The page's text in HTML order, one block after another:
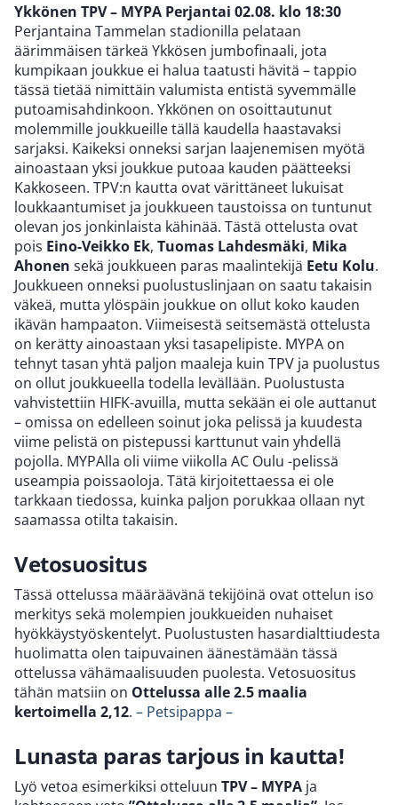
Ykkönen TPV – MYPA Perjantai 02.08. klo 18:30
Perjantaina Tammelan stadionilla pelataan
äärimmäisen tärkeä Ykkösen jumbofinaali, jota
kumpikaan joukkue ei halua taatusti hävitä – tappio
tässä tietää nimittäin valumista entistä syvemmälle
putoamisahdinkoon. Ykkönen on osoittautunut
molemmille joukkueille tällä kaudella haastavaksi
sarjaksi. Kaikeksi onneksi sarjan laajenemisen myötä
ainoastaan yksi joukkue putoaa kauden päätteeksi
Kakkoseen. TPV:n kautta ovat värittäneet lukuisat
loukkaantumiset ja joukkueen taustoissa on tuntunut
olevan jos jonkinlaista kähinää. Tästä ottelusta ovat
pois Eino-Veikko Ek, Tuomas Lahdesmäki, Mika
Ahonen sekä joukkueen paras maalintekijä Eetu Kolu.
Joukkueen onneksi puolustuslinjaan on saatu takaisin
väkeä, mutta ylöspäin joukkue on ollut koko kauden
ikävän hampaaton. Viimeisestä seitsemästä ottelusta
on kerätty ainoastaan yksi tasapelipiste. MYPA on
tehnyt tasan yhtä paljon maaleja kuin TPV ja puolustus
on ollut joukkueella todella levällään. Puolustusta
vahvistettiin HIFK-avuilla, mutta sekään ei ole auttanut
– omissa on edelleen soinut joka pelissä ja kuudesta
viime pelistä on pistepussi karttunut vain yhdellä
pojolla. MYPAlla oli viime viikolla AC Oulu -pelissä
useampia poissaoloja. Tätä kirjoitettaessa ei ole
tarkkaan tiedossa, kuinka paljon porukkaa ollaan nyt
saamassa otilta takaisin.
Vetosuositus
Tässä ottelussa määräävänä tekijöinä ovat ottelun iso
merkitys sekä molempien joukkueiden nuhaiset
hyökkäystyöskentelyt. Puolustusten hasardialttiudesta
huolimatta olen taipuvainen äänestämään tässä
ottelussa vähämaalisuuden puolesta. Vetosuositus
tähän matsiin on Ottelussa alle 2.5 maalia
kertoimella 2,12. – Petsipappa –
Lunasta paras tarjous in kautta!
Lyö vetoa esimerkiksi otteluun TPV – MYPA ja